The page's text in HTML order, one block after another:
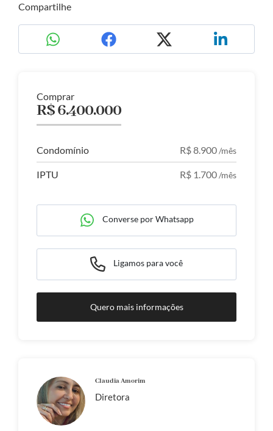
Compartilhe
Comprar
R$ 6.400.000
Condomínio R$ 8.900/mês
IPTU R$ 1.700/mês
Converse por Whatsapp
Ligamos para você
Quero mais informações
Claudia Amorim
Diretora